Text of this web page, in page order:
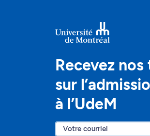
Recevez
sur
à l’UdeM